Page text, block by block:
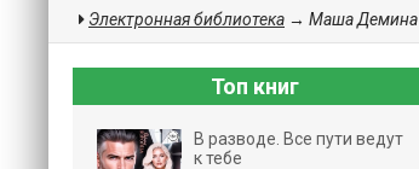
Электронная библиотека → Маша Демина
Топ книг
В разводе. Все пути ведут
к тебе